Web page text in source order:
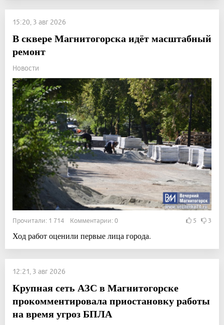
15:20, 3 авг 2026
В сквере Магнитогорска идёт масштабный
ремонт
Новости
Прочитали: 1 714 Комментарии: 0 5 3
Ход работ оценили первые лица города.
12:21, 3 авг 2026
Крупная сеть АЗС в Магнитогорске
прокомментировала приостановку работы
на время угроз БПЛА